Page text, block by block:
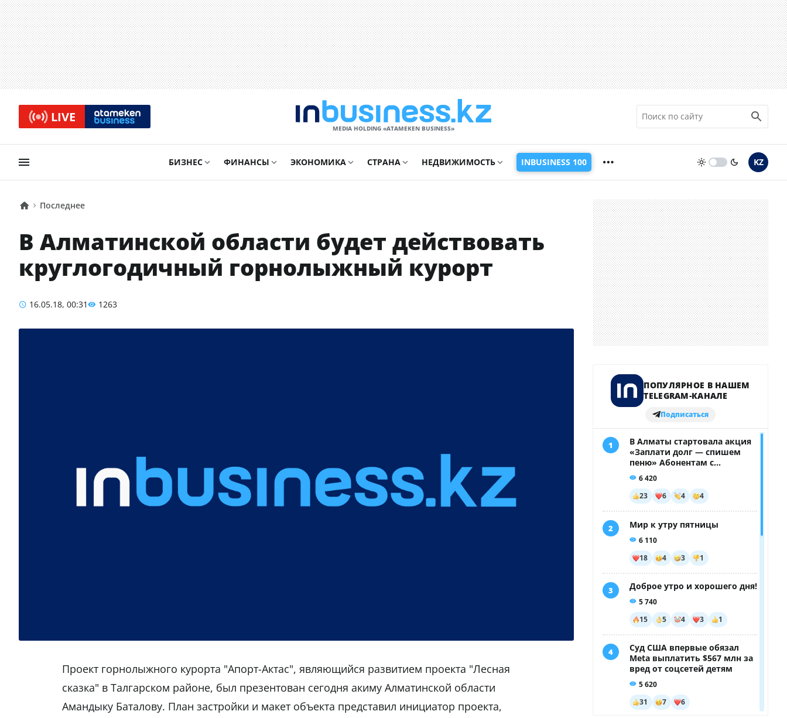
LIVE
MEDIA HOLDING «ATAMEKЕN BUSINESS»
БИЗНЕС ФИНАНСЫ ЭКОНОМИКА СТРАНА НЕДВИЖИМОСТЬ INBUSINESS 100 KZ
Последнее
В Алматинской области будет действовать
круглогодичный горнолыжный курорт
16.05.18, 00:31 1263
Проект горнолыжного курорта "Апорт-Актас", являющийся развитием проекта "Лесная
сказка" в Талгарском районе, был презентован сегодня акиму Алматинской области
Амандыку Баталову. План застройки и макет объекта представил инициатор проекта,